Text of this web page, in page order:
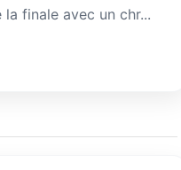
la finale avec un chr...